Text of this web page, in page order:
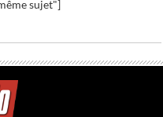
avec le temps..
sujet"]